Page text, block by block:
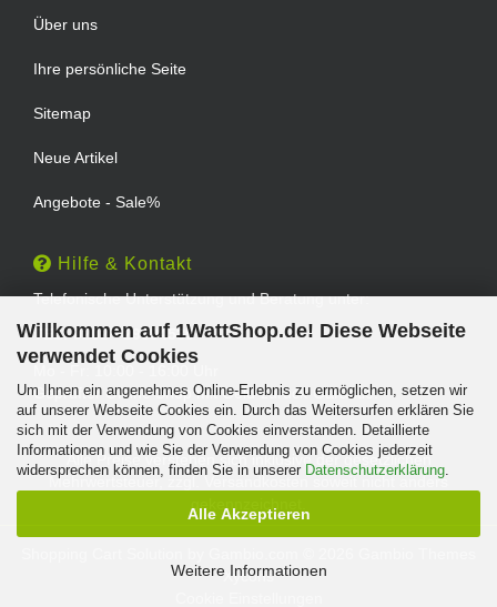
Willkommen auf 1WattShop.de! Diese Webseite
verwendet Cookies
Um Ihnen ein angenehmes Online-Erlebnis zu ermöglichen, setzen wir
auf unserer Webseite Cookies ein. Durch das Weitersurfen erklären Sie
sich mit der Verwendung von Cookies einverstanden. Detaillierte
Informationen und wie Sie der Verwendung von Cookies jederzeit
widersprechen können, finden Sie in unserer Datenschutzerklärung.
Alle Akzeptieren
Weitere Informationen
Über uns
Ihre persönliche Seite
Sitemap
Neue Artikel
Angebote - Sale%
Hilfe & Kontakt
Telefonische Unterstützung und Beratung unter:
TEL: 0202 - 29994539
Geprüfter Online Shop mit Geld-zurück-Garantie.
Alle Preise verstehen sich inklusive der gesetzlichen
Mehrwertsteuer, zzgl.
soweit nicht anders
gekennzeichnet.
Xycons